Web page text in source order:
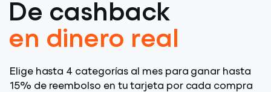
De cashback
en dinero real
Elige hasta 4 categorías al mes para ganar hasta
15% de reembolso en tu tarjeta por cada compra